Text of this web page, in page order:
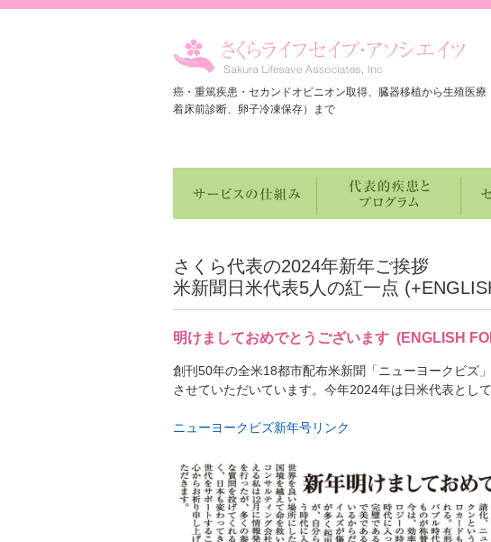
癌・重篤疾患・セカンドオピニオン取得、臓器移植から生殖医
着床前診断、卵子冷凍保存）まで
さくら代表の2024年新年ご挨拶
米新聞日米代表5人の紅一点
明けましておめでとうございます (ENGLISH
創刊50年の全米18都市配布米新聞「ニューヨークビズ
させていただいています。今年2024年は日米代表とし
ニューヨークビズ新年号リンク